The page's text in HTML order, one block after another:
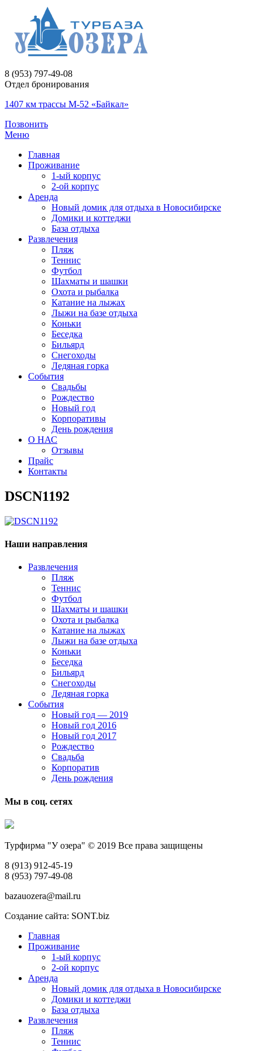
8 (953) 797-49-08
Отдел бронирования
1407 км трассы М-52 «Байкал»
Позвонить
Меню
Главная
Проживание
1-ый корпус
2-ой корпус
Аренда
Новый домик для отдыха в Новосибирске
Домики и коттеджи
База отдыха
Развлечения
Пляж
Теннис
Футбол
Шахматы и шашки
Охота и рыбалка
Катание на лыжах
Лыжи на базе отдыха
Коньки
Беседка
Бильярд
Снегоходы
Ледяная горка
События
Свадьбы
Рождество
Новый год
Корпоративы
День рождения
О НАС
Отзывы
Прайс
Контакты
DSCN1192
Наши направления
Развлечения
Пляж
Теннис
Футбол
Шахматы и шашки
Охота и рыбалка
Катание на лыжах
Лыжи на базе отдыха
Коньки
Беседка
Бильярд
Снегоходы
Ледяная горка
События
Новый год — 2019
Новый год 2016
Новый год 2017
Рождество
Свадьба
Корпоратив
День рождения
Мы в соц. сетях
Турфирма "У озера" © 2019 Все права защищены
8 (913) 912-45-19
8 (953) 797-49-08
bazauozera@mail.ru
Создание сайта: SONT.biz
Главная
Проживание
1-ый корпус
2-ой корпус
Аренда
Новый домик для отдыха в Новосибирске
Домики и коттеджи
База отдыха
Развлечения
Пляж
Теннис